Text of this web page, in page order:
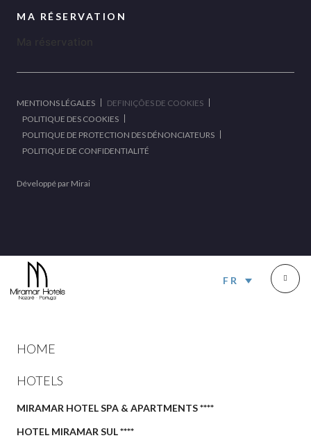
MA RÉSERVATION
MENTIONS LÉGALES
DEFINIÇÕES DE COOKIES
POLITIQUE DES COOKIES
POLITIQUE DE PROTECTION DES DÉNONCIATEURS
POLITIQUE DE CONFIDENTIALITÉ
Développé par Mirai
FR
HOME
HOTELS
MIRAMAR HOTEL SPA & APARTMENTS ****
HOTEL MIRAMAR SUL ****